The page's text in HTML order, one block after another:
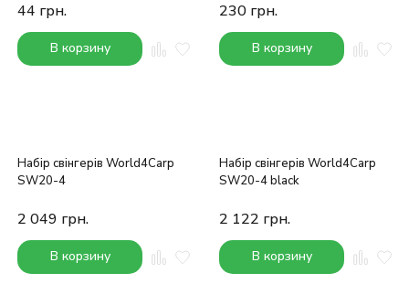
44 грн.
В корзину
230 грн.
В корзину
Набір свінгерів World4Carp
SW20-4
2 049 грн.
В корзину
Набір свінгерів World4Carp
SW20-4 black
2 122 грн.
В корзину